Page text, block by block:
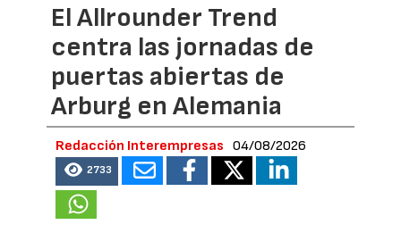
El Allrounder Trend
centra las jornadas de
puertas abiertas de
Arburg en Alemania
Redacción Interempresas 04/08/2026
2733